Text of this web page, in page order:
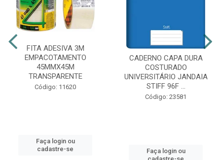
FITA ADESIVA 3M
EMPACOTAMENTO
45MMX45M
TRANSPARENTE
Código: 11620
Faça login ou
cadastre-se
CADERNO CAPA DURA
COSTURADO
UNIVERSITÁRIO JANDAIA
STIFF 96F ...
Código: 23581
Faça login ou